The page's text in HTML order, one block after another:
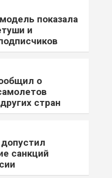
показала
и
о
стран
санкций